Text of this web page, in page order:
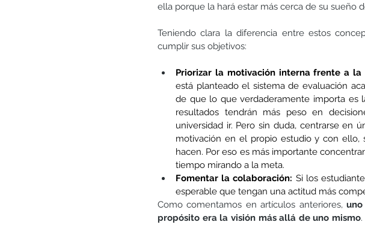
ella porque la hará estar más cerca de su sueño
Teniendo clara la diferencia entre estos
cumplir sus objetivos:
Priorizar la motivación interna frente a la
está planteado el sistema de evaluación
de que lo que verdaderamente importa es
resultados tendrán más peso en
universidad ir. Pero sin duda, centrarse en
motivación en el propio estudio y con
hacen. Por eso es más importante
tiempo mirando a la meta.
Fomentar la colaboración: Si los
esperable que tengan una actitud más
Como comentamos en artículos anteriores,
propósito era la visión más allá de uno mismo